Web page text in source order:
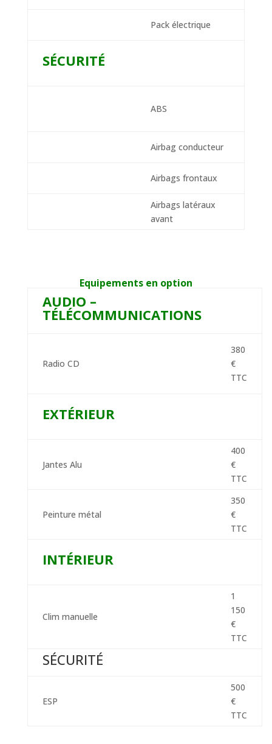
Pack électrique
SÉCURITÉ
ABS
Airbag conducteur
Airbags frontaux
Airbags latéraux
avant
Equipements en option
AUDIO –
TÉLÉCOMMUNICATIONS
Radio CD
380
€
TTC
EXTÉRIEUR
Jantes Alu
400
€
TTC
Peinture métal
350
€
TTC
INTÉRIEUR
Clim manuelle
1
150
€
TTC
SÉCURITÉ
ESP
500
€
TTC